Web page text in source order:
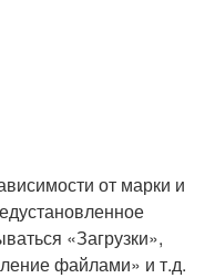
от марки и
«Загрузки»,
файлами» и т.д.